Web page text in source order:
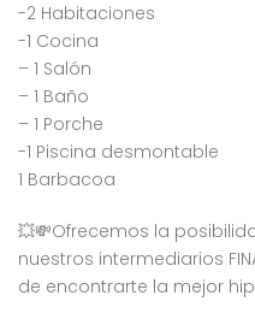
-2 Habitaciones
-1 Cocina
– 1 Salón
– 1 Baño
– 1 Porche
-1 Piscina desmontable
1 Barbacoa
💥💸Ofrecemos la
nuestros intermediarios
de encontrarte la mejor